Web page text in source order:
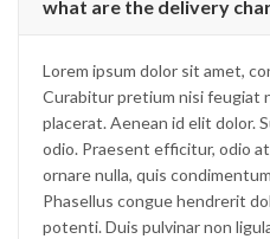
what are the delivery
Lorem ipsum dolor sit amet,
Curabitur pretium nisi feugiat
placerat. Aenean id elit dolor.
odio. Praesent efficitur, odio
ornare nulla, quis
Phasellus congue hendrerit
potenti. Duis pulvinar non